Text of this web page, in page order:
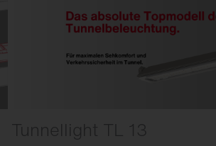
Tunnellight TL 13